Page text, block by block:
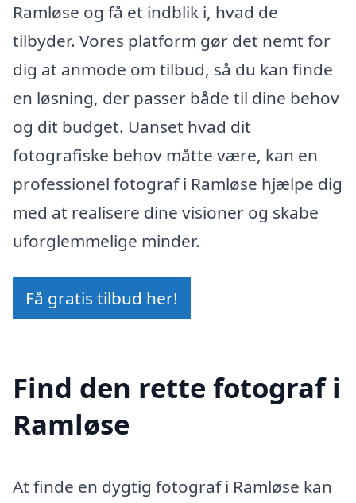
Ramløse og få et indblik i, hvad de
tilbyder. Vores platform gør det nemt for
dig at anmode om tilbud, så du kan finde
en løsning, der passer både til dine behov
og dit budget. Uanset hvad dit
fotografiske behov måtte være, kan en
professionel fotograf i Ramløse hjælpe dig
med at realisere dine visioner og skabe
uforglemmelige minder.
Få gratis tilbud her!
Find den rette fotograf i
Ramløse
At finde en dygtig fotograf i Ramløse kan